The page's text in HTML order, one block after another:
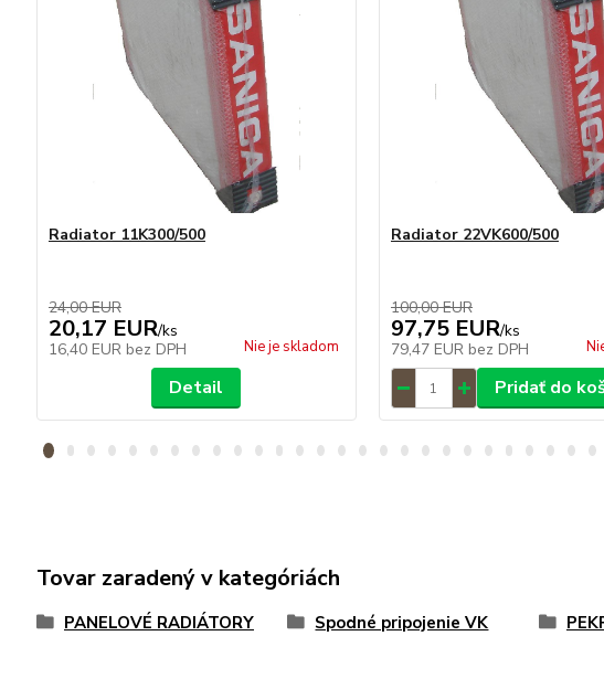
Radiator 11K300/500
24,00 EUR
20,17 EUR/ks
16,40 EUR bez DPH Nie je skladom
Detail
Radiator 22VK600/500
100,00 EUR
97,75 EUR/ks
79,47 EUR bez DPH
Pridať do
Tovar zaradený v kategóriách
PANELOVÉ RADIÁTORY Spodné pripojenie VK